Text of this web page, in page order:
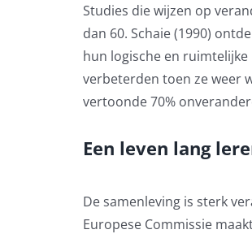
Studies die wijzen op
dan 60. Schaie (1990)
hun logische en
verbeterden toen ze weer
vertoonde 70%
Een leven lang
De samenleving is sterk
Europese Commissie